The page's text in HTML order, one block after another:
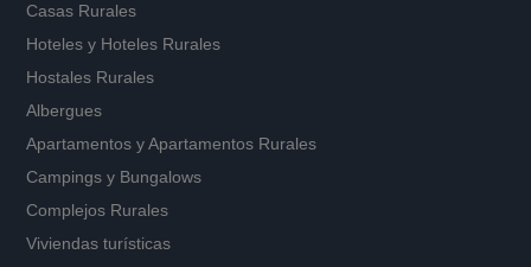
Casas Rurales
Hoteles y Hoteles Rurales
Hostales Rurales
Albergues
Apartamentos yApartamentos Rurales
Campings y Bungalows
Complejos Rurales
Viviendas turísticas